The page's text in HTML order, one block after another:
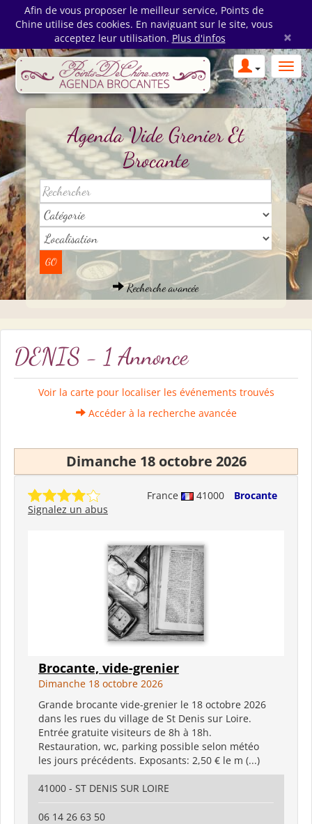
Afin de vous proposer le meilleur service, Points de
Chine utilise des cookies. En naviguant sur le site, vous
acceptez leur utilisation. Plus d'infos ×
Agenda Vide Grenier Et
Brocante
Recherche avancée
DENIS - 1 Annonce
Voir la carte pour localiser les événements trouvés
Accéder à la recherche avancée
Dimanche 18 octobre 2026
France 41000
Brocante
Signalez un abus
Brocante, vide-grenier
Dimanche 18 octobre 2026
Grande brocante vide-grenier le 18 octobre 2026
dans les rues du village de St Denis sur Loire.
Entrée gratuite visiteurs de 8h à 18h.
Restauration, wc, parking possible selon météo
les jours précédents. Exposants: 2,50 € le m (...)
41000 - ST DENIS SUR LOIRE
06 14 26 63 50